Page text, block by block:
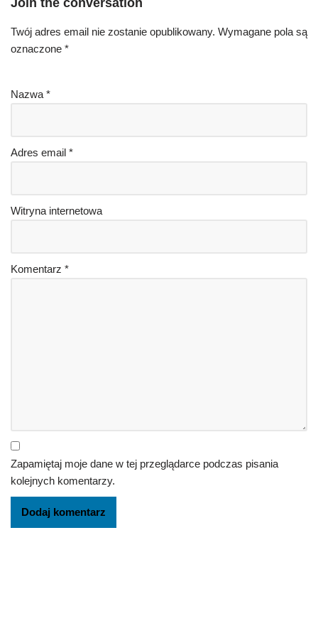
Join the conversation
Twój adres email nie zostanie opublikowany. Wymagane pola są
oznaczone *
Nazwa*
Adres email *
Witryna internetowa
Komentarz *
Zapamiętaj moje dane w tej przeglądarce podczas pisania
kolejnych komentarzy.